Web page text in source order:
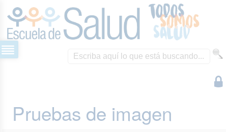
Pruebas de imagen